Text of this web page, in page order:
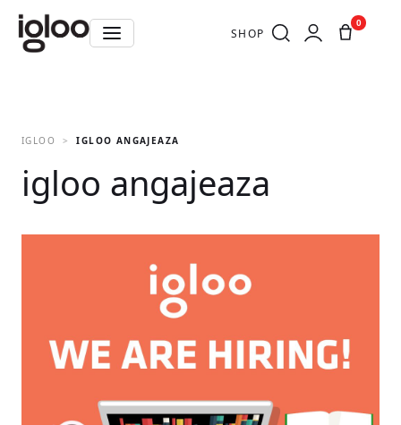
SHOP
0
IGLOO IGLOO ANGAJEAZA
igloo angajeaza